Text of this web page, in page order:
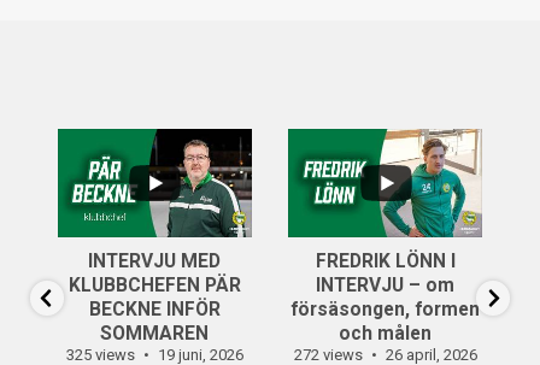
...
14
0
INTERVJU MED
KLUBBCHEFEN PÄR
BECKNE INFÖR
SOMMAREN
325 views 19 juni, 2026
6
0
FREDRIK LÖNN I
INTERVJU – om
försäsongen, formen
och målen
272 views 26 april, 2026